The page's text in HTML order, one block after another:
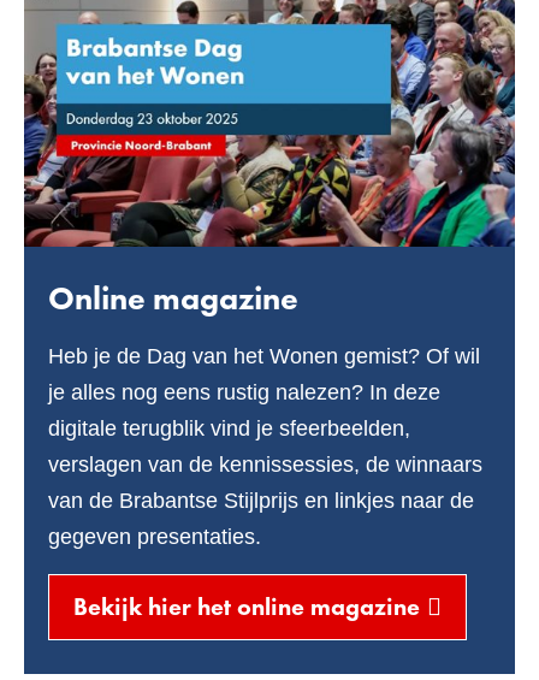
Online magazine
Heb je de Dag van het Wonen gemist? Of wil
je alles nog eens rustig nalezen? In deze
digitale terugblik vind je sfeerbeelden,
verslagen van de kennissessies, de winnaars
van de Brabantse Stijlprijs en linkjes naar de
gegeven presentaties.
Bekijk hier het online magazine(verwijst
naar